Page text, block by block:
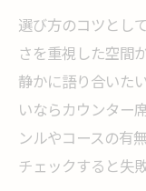
静かな居
大人のた
居酒屋選
照明や
個室のある
選び方のコツとし
さを重視した空間
静かに語り合いた
いならカウンター
ンルやコースの有
チェックすると失